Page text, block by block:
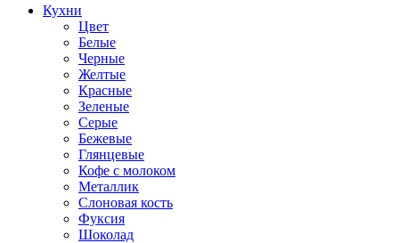
Кухни
Цвет
Белые
Черные
Желтые
Красные
Зеленые
Серые
Бежевые
Глянцевые
Кофе с молоком
Металлик
Слоновая кость
Фуксия
Шоколад